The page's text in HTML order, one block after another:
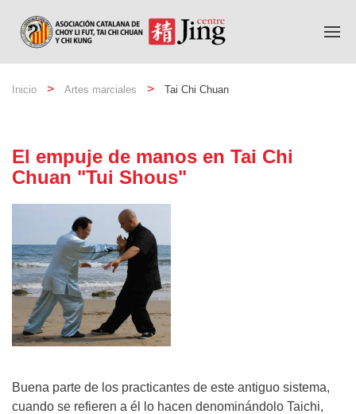
Inicio Artes marciales Tai Chi Chuan
El empuje de manos en Tai Chi
Chuan "Tui Shous"
Buena parte de los practicantes de este antiguo sistema,
cuando se refieren a él lo hacen denominándolo Taichi,